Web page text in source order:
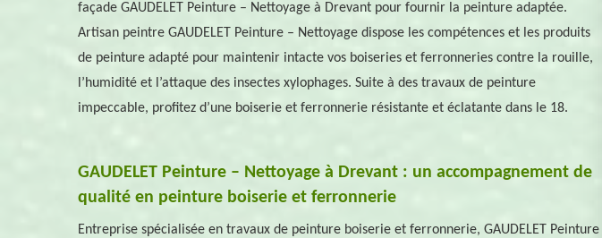
façade GAUDELET Peinture – Nettoyage à Drevant pour fournir la peinture adaptée.
Artisan peintre GAUDELET Peinture – Nettoyage dispose les compétences et les produits
de peinture adapté pour maintenir intacte vos boiseries et ferronneries contre la rouille,
l’humidité et l’attaque des insectes xylophages. Suite à des travaux de peinture
impeccable, profitez d’une boiserie et ferronnerie résistante et éclatante dans le 18.
GAUDELET Peinture – Nettoyage à Drevant : un accompagnement de
qualité en peinture boiserie et ferronnerie
Entreprise spécialisée en travaux de peinture boiserie et ferronnerie, GAUDELET Peinture